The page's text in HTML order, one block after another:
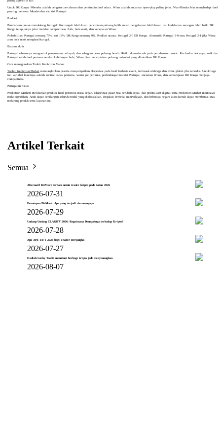
paling agresif di kiri.
Untuk DR Kongo, Mbemba adalah pengatur pertahanan dan pemimpin duel udara. Wissa adalah ancaman open-play paling jelas. Wan-Bissaka bisa menghadapi duel
penting melawan Mendes dan sisi kiri Portugal.
Prediksi
Pembacaan umum mendukung Portugal: lini tengah lebih kuat, penciptaan peluang lebih andal, pengalaman lebih besar, dan kedalaman serangan lebih baik. DR
Kongo tetap punya jalur melalui compactness, fisik, bola mati, dan kecepatan Wissa.
Probabilitas: Portugal menang 73%, seri 18%, DR Kongo menang 9%. Prediksi utama: Portugal 2-0 DR Kongo. Alternatif: Portugal 3-0 atau Portugal 2-1 jika Wissa
atau bola mati menghasilkan gol.
Bacaan akhir
Portugal seharusnya mengontrol penguasaan, wilayah, dan sebagian besar peluang bersih. Risiko skenario ada pada pertahanan transisi. Jika kedua bek sayap naik dan
Portugal kalah duel pertama setelah kehilangan bola, Wissa bisa menciptakan peluang terisolasi yang dibutuhkan DR Kongo.
Cara menggunakan Toobit Prediction Market
Toobit Prediction Marketmemungkinkan peserta menyampaikan ekspektasi pada hasil berbasis event, termasuk olahraga dan event global jika tersedia. Untuk laga
ini, variabel kuncinya adalah kontrol babak pertama, waktu gol pertama, perlindungan transisi Portugal, ancaman Wissa, dan kemampuan DR Kongo menjaga
compactness.
Peringatan risiko
Prediction Markets melibatkan prediksi hasil peristiwa masa depan. Ekspektasi pasar bisa berubah cepat, dan produk aset digital serta Prediction Market membawa
risiko signifikan. Anda dapat kehilangan seluruh modal yang dialokasikan. Regulasi berbeda antarwilayah, dan beberapa negara atau daerah dapat membatasi atau
melarang produk serta layanan ini.
Artikel Terkait
Semua
Alternatif BitMart terbaik untuk trader kripto pada tahun 2026
2026-07-31
Penutupan BitMart: Apa yang terjadi dan mengapa
2026-07-29
Undang-Undang CLARITY 2026: Bagaimana Dampaknya terhadap Kripto?
2026-07-28
Apa Arti TIFT 2026 bagi Trader Berjangka
2026-07-27
Hadiah Lucky Toobit membuat berbagi kripto jadi menyenangkan
2026-08-07